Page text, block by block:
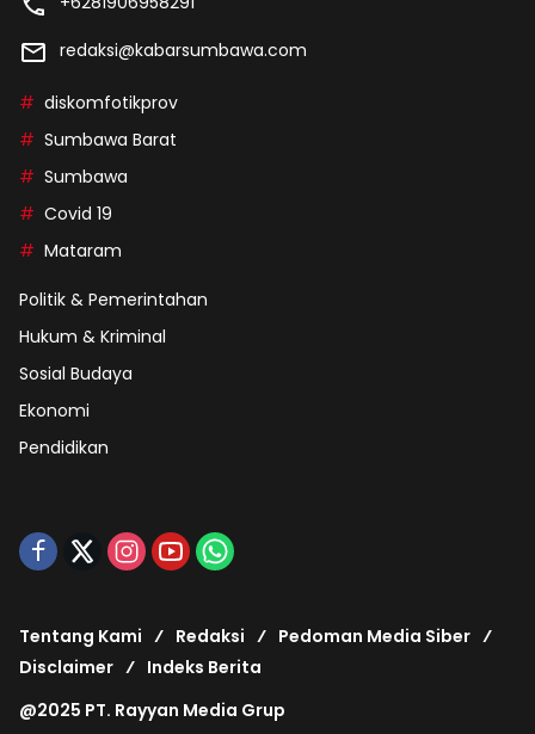
redaksi@kabarsumbawa.com
diskomfotikprov
Sumbawa Barat
Sumbawa
Covid 19
Mataram
Politik & Pemerintahan
Hukum & Kriminal
Sosial Budaya
Ekonomi
Pendidikan
Tentang Kami Redaksi
Pedoman Media Siber
Disclaimer
Indeks Berita
@2025 PT. Rayyan Media Grup